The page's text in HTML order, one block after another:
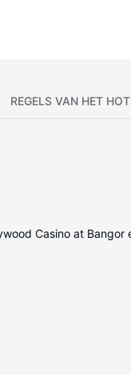
REGELS VAN HET
Casino at Bangor